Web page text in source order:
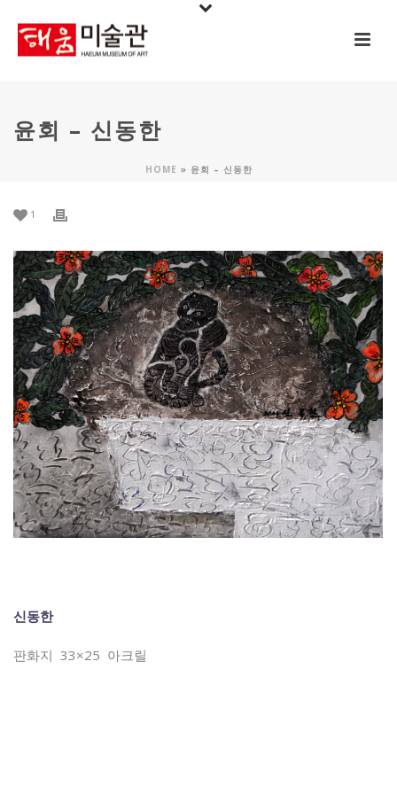
윤회 – 신동한
HOME » 윤회 – 신동한
1
신동한
판화지 33×25 아크릴